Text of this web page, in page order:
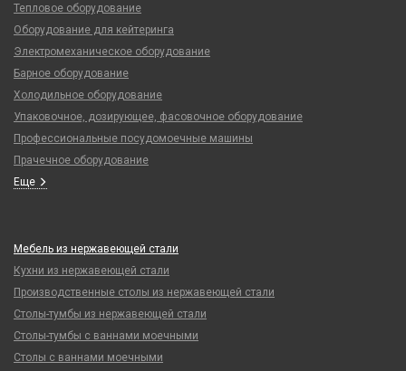
Тепловое оборудование
Оборудование для кейтеринга
Электромеханическое оборудование
Барное оборудование
Холодильное оборудование
Упаковочное, дозирующее, фасовочное оборудование
Профессиональные посудомоечные машины
Прачечное оборудование
Еще
Мебель из нержавеющей стали
Кухни из нержавеющей стали
Производственные столы из нержавеющей стали
Столы-тумбы из нержавеющей стали
Столы-тумбы с ваннами моечными
Столы с ваннами моечными